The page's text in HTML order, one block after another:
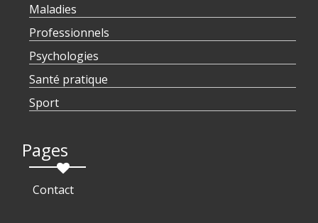
Maladies
Professionnels
Psychologies
Santé pratique
Sport
Pages
Contact